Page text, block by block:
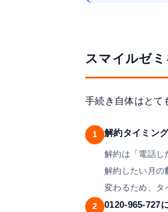
スマイルゼミ
手続き自体はとて
1 解約タイミン
解約は「電話し
解約したい月の
変わるため、タ
2 0120-965-727